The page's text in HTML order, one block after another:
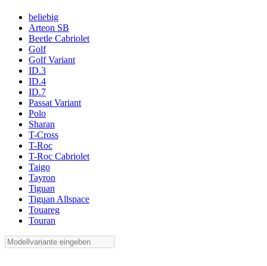
beliebig
Arteon SB
Beetle Cabriolet
Golf
Golf Variant
ID.3
ID.4
ID.7
Passat Variant
Polo
Sharan
T-Cross
T-Roc
T-Roc Cabriolet
Taigo
Tayron
Tiguan
Tiguan Allspace
Touareg
Touran